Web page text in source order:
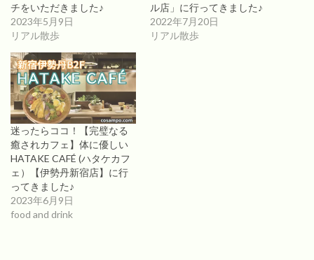
チをいただきました♪
2023年5月9日
リアル散歩
ル店」に行ってきました♪
2022年7月20日
リアル散歩
迷ったらココ！【完璧なる
癒されカフェ】体に優しい
HATAKE CAFÉ (ハタケカフ
ェ）【伊勢丹新宿店】に行
ってきました♪
2023年6月9日
food and drink